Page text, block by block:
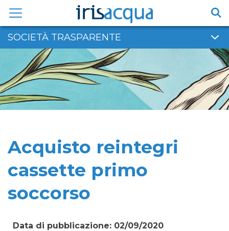
contenuto
SOCIETÀ TRASPARENTE
Acquisto reintegri
cassette primo
soccorso
Data di pubblicazione: 02/09/2020